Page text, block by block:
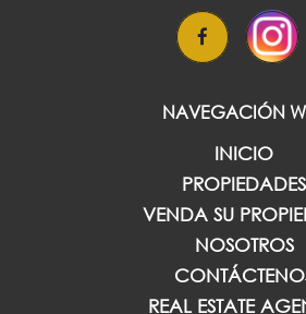
NAVEGACIÓN
INICIO
PROPIEDADES
VENDA SU
NOSOTROS
REAL ESTATE